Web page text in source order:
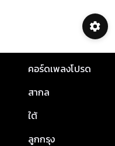
คอร์ดเพลงโปรด
สากล
ใต้
ลูกกรุง